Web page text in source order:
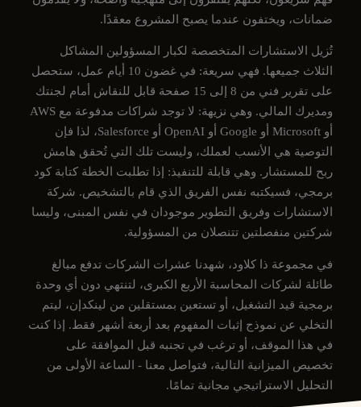
ضمانات، ويختفون عندما يصبح المشروع معقدًا.
تُزيل الاستشارات المتخصصة لكبار المسؤولين المشاكل
الثلاث جميعها. فهي سريعة: في غضون 10 أيام عمل، ستحصل
على تقرير فني من 8 إلى 15 صفحة قابل للنقاش أمام لجنتك
ومديرك المالي. وهي نزيهة: لا توجد شراكات مدفوعة مع AWS
أو Microsoft أو Google أو OpenAI أو Salesforce، لذا فإن
التوصية هي الأنسب لعملك، وليست تلك التي تُحقق هامش
ربح للمستشار. وهي قابلة للتنفيذ: إذا تطلبت الخطة كتابة كود
برمجي، فسيكتبه نفس الفريق الذي قام بالتشخيص. شركة
الاستشارات وفريق التطوير موجودان في نفس المبنى، وليسا
شركتين منفصلتين تتنصلان من المسؤولية.
في مجموعة ذا كلاود، شهدنا عشرات الشركات تدفع مبالغ
طائلة لشركات المحاسبة الأربع الكبرى، لتنتهي دون أي وحدة
برمجية قيد التشغيل، أو تستعين بمستقلين من لينكدإن، ليتم
التخلي عن نموذج إثبات المفهوم بعد أربعة أشهر فقط. إذا كنت
في هذا الموقف، أو ترغب في تجنبه قبل الموافقة على
تخصيص الميزانية التالية، فتواصل معنا - الساعة الأولى من
التحليل الاستراتيجي مجانية تمامًا.